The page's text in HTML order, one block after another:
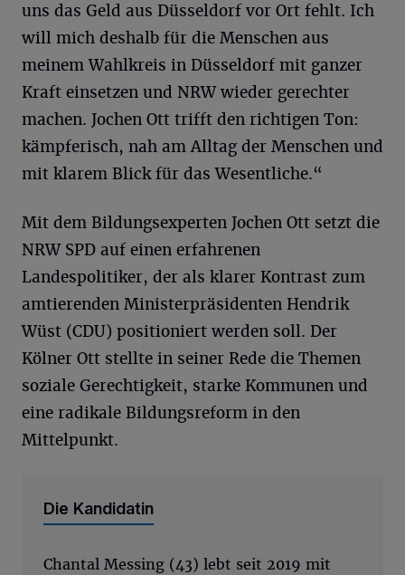
uns das Geld aus Düsseldorf vor Ort fehlt. Ich
will mich deshalb für die Menschen aus
meinem Wahlkreis in Düsseldorf mit ganzer
Kraft einsetzen und NRW wieder gerechter
machen. Jochen Ott trifft den richtigen Ton:
kämpferisch, nah am Alltag der Menschen und
mit klarem Blick für das Wesentliche.“
Mit dem Bildungsexperten Jochen Ott setzt die
NRW SPD auf einen erfahrenen
Landespolitiker, der als klarer Kontrast zum
amtierenden Ministerpräsidenten Hendrik
Wüst (CDU) positioniert werden soll. Der
Kölner Ott stellte in seiner Rede die Themen
soziale Gerechtigkeit, starke Kommunen und
eine radikale Bildungsreform in den
Mittelpunkt.
Die Kandidatin
Chantal Messing (43) lebt seit 2019 mit